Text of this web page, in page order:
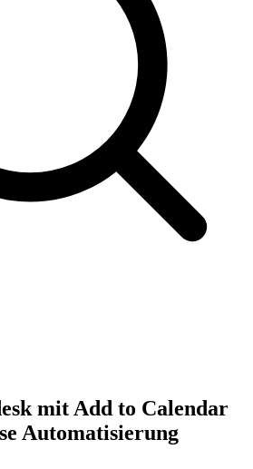
mit Add to Calendar
Automatisierung